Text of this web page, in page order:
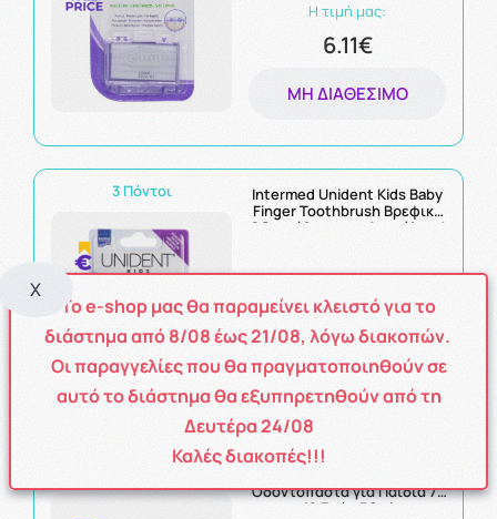
Η τιμή μας:
6.11€
ΜΗ ΔΙΑΘΈΣΙΜΟ
3 Πόντοι
Intermed Unident Kids Baby
Finger Toothbrush Βρεφική
Οδοντόβουρτσα Δακτύλου 1
3.39€
ΜΗ ΔΙΑΘΈΣΙΜΟ
Oδοντόπαστα για Παιδιά 7-
12 Ετών 50ml
X
Το e-shop μας θα παραμείνει κλειστό για το
διάστημα από8/08έως21/08, λόγω διακοπών.
Οι παραγγελίες που θα πραγματοποιηθούν σε
αυτό το διάστημα θα εξυπηρετηθούν από τη
Δευτέρα 24/08
Καλές διακοπές!!!